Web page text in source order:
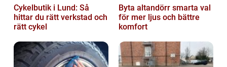
Cykelbutik i Lund: Så
hittar du rätt verkstad och
rätt cykel
Byta altandörr smarta val
för mer ljus och bättre
komfort